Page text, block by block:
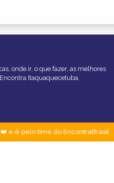
onde ir, o que fazer, as melhores
Itaquaquecetuba.
e ☕ pelo time do EncontraBrasil